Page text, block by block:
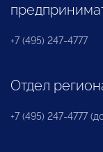
+7 (495) 247-4777
Отдел
+7 (495) 247-4777